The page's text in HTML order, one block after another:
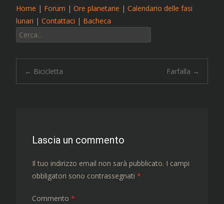
Home | Forum | Ore planetarie | Calendario delle fasi
lunari | Contattaci | Bacheca
Cerca:
Navigazione
← Bicicletta Farfalla →
Lascia un commento
Il tuo indirizzo email non sarà pubblicato. I campi
obbligatori sono contrassegnati *
Commento *